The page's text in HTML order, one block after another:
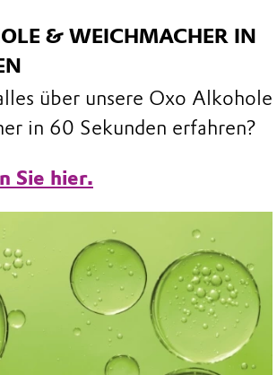
& WEICHMACHER IN
über unsere Oxo Alkohole
in 60 Sekunden erfahren?
Sie hier.